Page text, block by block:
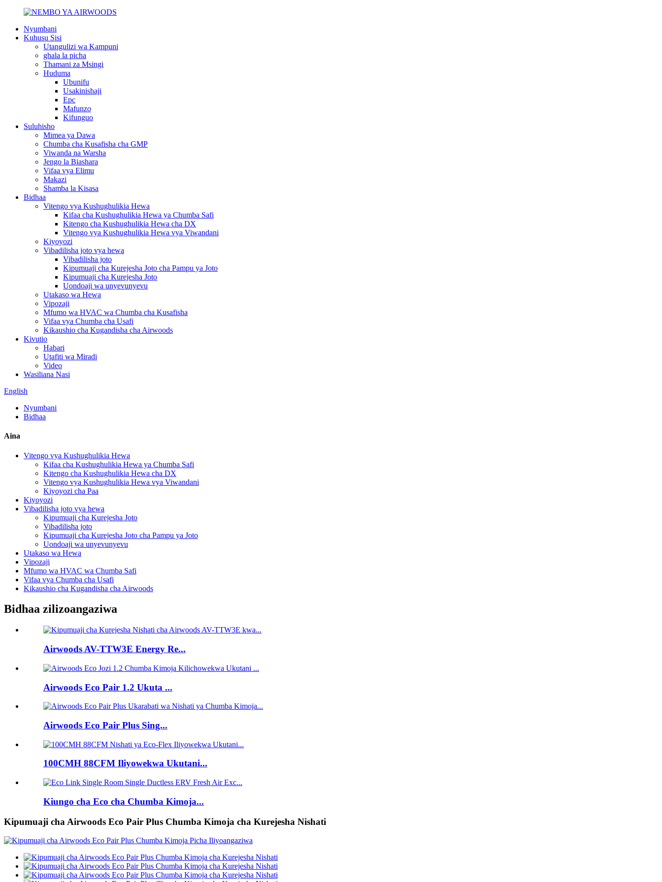
Nyumbani
Kuhusu Sisi
Utangulizi wa Kampuni
ghala la picha
Thamani za Msingi
Huduma
Ubunifu
Usakinishaji
Epc
Mafunzo
Kifunguo
Suluhisho
Mimea ya Dawa
Chumba cha Kusafisha cha GMP
Viwanda na Warsha
Jengo la Biashara
Vifaa vya Elimu
Makazi
Shamba la Kisasa
Bidhaa
Vitengo vya Kushughulikia Hewa
Kifaa cha Kushughulikia Hewa ya Chumba Safi
Kitengo cha Kushughulikia Hewa cha DX
Vitengo vya Kushughulikia Hewa vya Viwandani
Kiyoyozi
Vibadilisha joto vya hewa
Vibadilisha joto
Kipumuaji cha Kurejesha Joto cha Pampu ya Joto
Kipumuaji cha Kurejesha Joto
Uondoaji wa unyevunyevu
Utakaso wa Hewa
Vipozaji
Mfumo wa HVAC wa Chumba cha Kusafisha
Vifaa vya Chumba cha Usafi
Kikaushio cha Kugandisha cha Airwoods
Kivutio
Habari
Utafiti wa Miradi
Video
Wasiliana Nasi
English
Nyumbani
Bidhaa
Aina
Vitengo vya Kushughulikia Hewa
Kifaa cha Kushughulikia Hewa ya Chumba Safi
Kitengo cha Kushughulikia Hewa cha DX
Vitengo vya Kushughulikia Hewa vya Viwandani
Kiyoyozi cha Paa
Kiyoyozi
Vibadilisha joto vya hewa
Kipumuaji cha Kurejesha Joto
Vibadilisha joto
Kipumuaji cha Kurejesha Joto cha Pampu ya Joto
Uondoaji wa unyevunyevu
Utakaso wa Hewa
Vipozaji
Mfumo wa HVAC wa Chumba Safi
Vifaa vya Chumba cha Usafi
Kikaushio cha Kugandisha cha Airwoods
Bidhaa zilizoangaziwa
Airwoods AV-TTW3E Energy Re...
Airwoods Eco Pair 1.2 Ukuta ...
Airwoods Eco Pair Plus Sing...
100CMH 88CFM Iliyowekwa Ukutani...
Kiungo cha Eco cha Chumba Kimoja...
Kipumuaji cha Airwoods Eco Pair Plus Chumba Kimoja cha Kurejesha Nishati